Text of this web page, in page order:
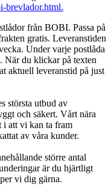
brevlador.html.
från BOBI. Passa på
gratis. Leveranstiden
Under varje postlåda
När du klickar på texten
aktuell leveranstid på just
största utbud av
och säkert. Vårt nära
i att vi kan ta fram
av våra kunder.
större antal
är du hjärtligt
vi dig gärna.